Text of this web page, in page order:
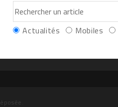
Actualités Mobiles